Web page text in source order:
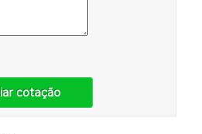
cotação